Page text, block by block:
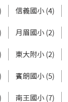
信義國小 (4)
月眉國小 (2)
東大附小 (2)
賓朗國小 (5)
南王國小 (7)